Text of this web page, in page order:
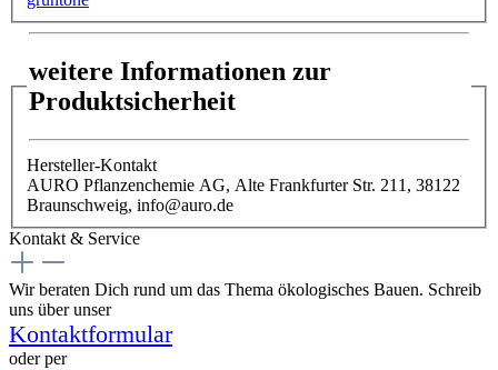
weitere Informationen zur
Produktsicherheit
Hersteller-Kontakt
AURO Pflanzenchemie AG, Alte Frankfurter Str. 211, 38122
Braunschweig, info@auro.de
Kontakt & Service
Wir beraten Dich rund um das Thema ökologisches Bauen. Schreib
uns über unser
Kontaktformular
oder per